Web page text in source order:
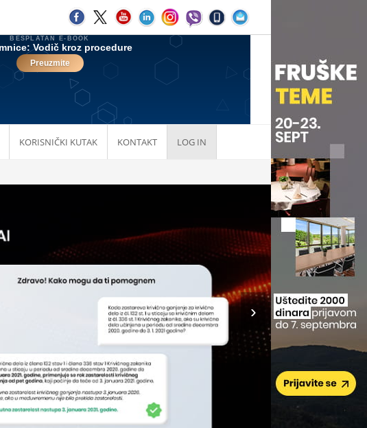
KORISNIČKI KUTAK KONTAKT LOG IN